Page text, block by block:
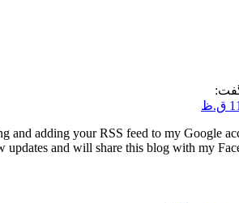
and adding your RSS feed to my Google
updates and will share this blog with my